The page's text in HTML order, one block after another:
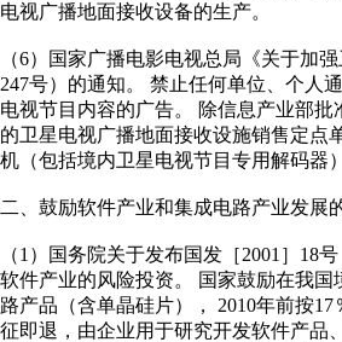
电视广播地面接收设备的生产。
（6）国家广播电影电视总局《关于加
247号）的通知。 禁止任何单位、个人
电视节目内容的广告。 除信息产业部
的卫星电视广播地面接收设施销售定点
机（包括境内卫星电视节目专用解码器
二、鼓励软件产业和集成电路产业发展
（1）国务院关于发布国发［2001］
软件产业的风险投资。 国家鼓励在我
路产品（含单晶硅片）， 2010年前按
征即退，由企业用于研究开发软件产品